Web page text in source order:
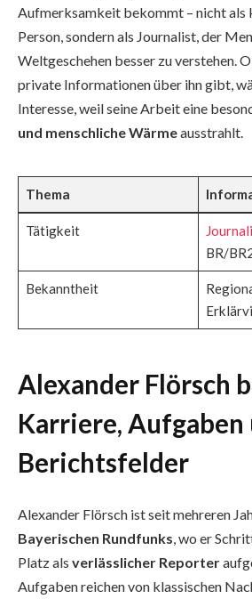
Aufmerksamkeit bekommt – nicht als
Person, sondern als Journalist, der
Weltgeschehen besser zu verstehen.
private Informationen über ihn gibt,
Interesse, weil seine Arbeit eine
und menschliche Wärmeausstrahlt.
Thema
Tätigkeit
BR/
Bekanntheit
Alexander Flörsch
Karriere, Aufgaben
Berichtsfelder
Alexander Flörsch ist seit mehreren
Bayerischen Rundfunks , wo er
Platz als verlässlicher Reporter
Aufgaben reichen von klassischen